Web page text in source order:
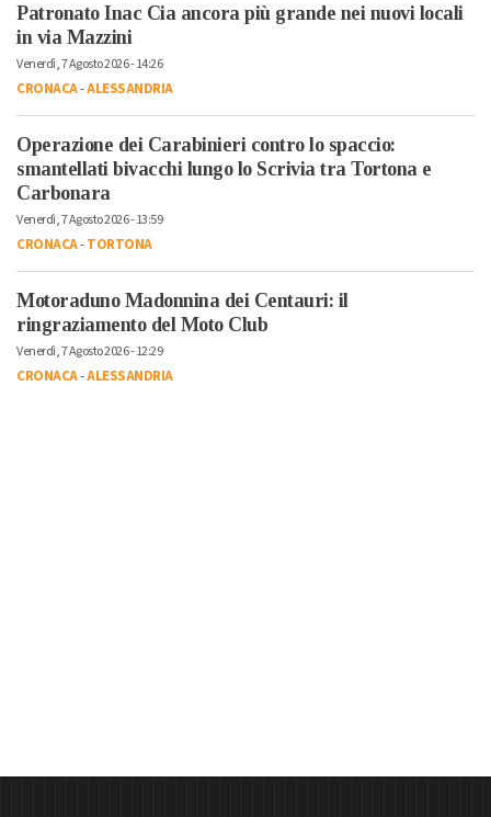
Patronato Inac Cia ancora più grande nei nuovi locali
in via Mazzini
Venerdì, 7 Agosto 2026 - 14:26
CRONACA-ALESSANDRIA
Operazione dei Carabinieri contro lo spaccio:
smantellati bivacchi lungo lo Scrivia tra Tortona e
Carbonara
Venerdì, 7 Agosto 2026 - 13:59
CRONACA-TORTONA
Motoraduno Madonnina dei Centauri: il
ringraziamento del Moto Club
Venerdì, 7 Agosto 2026 - 12:29
CRONACA-ALESSANDRIA